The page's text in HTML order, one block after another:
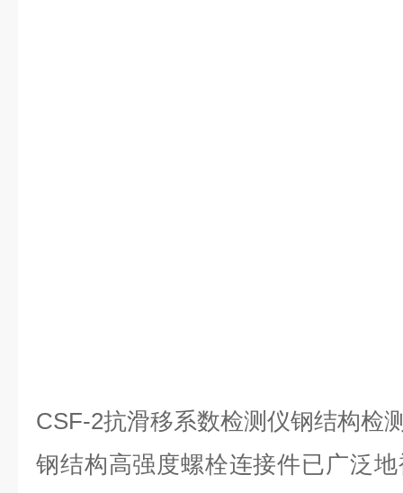
CSF-2抗滑移系数检测仪钢结构检
钢结构高强度螺栓连接件已广泛